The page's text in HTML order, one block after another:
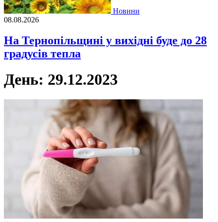
Новини
08.08.2026
На Тернопільщині у вихідні буде до 28
градусів тепла
День: 29.12.2023